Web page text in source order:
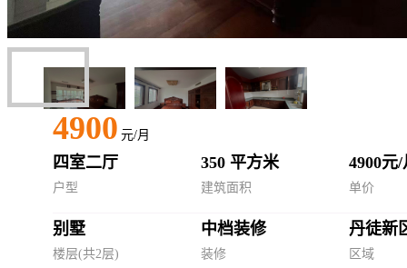
4900 元/月
四室二厅 350 平方米 4900元/
户型 建筑面积 单价
别墅 中档装修 丹徒新
楼层(共2层) 装修 区域